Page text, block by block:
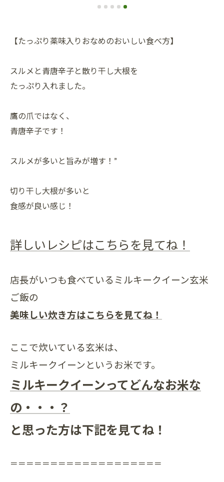
【たっぷり薬味入りおなめのおいしい食べ方】
スルメと青唐辛子と散り干し大根を
たっぷり入れました。
鷹の爪ではなく、
青唐辛子です！
スルメが多いと旨みが増す！”
切り干し大根が多いと
食感が良い感じ！
詳しいレシピはこちらを見てね！
店長がいつも食べているミルキークイーン玄米
ご飯の
美味しい炊き方はこちらを見てね！
ここで炊いている玄米は、
ミルキークイーンというお米です。
ミルキークイーンってどんなお米な
の・・・？
と思った方は下記を見てね！
＝＝＝＝＝＝＝＝＝＝＝＝＝＝＝＝＝＝＝